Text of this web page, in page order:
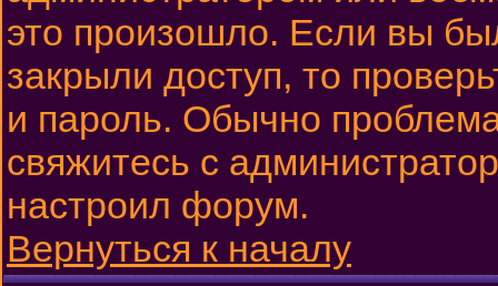
это произошло. Если вы
закрыли доступ, то
и пароль. Обычно
свяжитесь с
настроил форум.
Вернуться к началу